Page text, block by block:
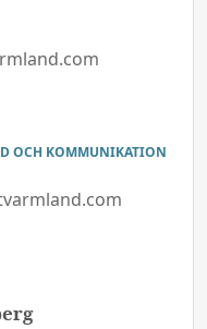
OCH KOMMUNIKATION